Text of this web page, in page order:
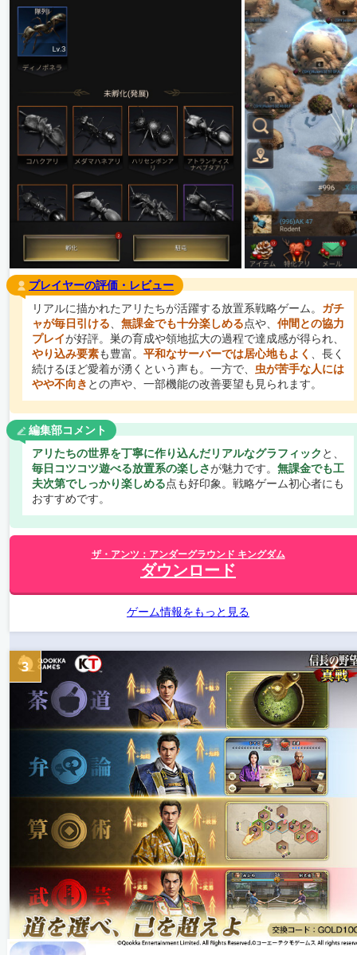
プレイヤーの評価・レビュー
リアルに描かれたアリたちが活躍する放置系戦略ゲーム。 ガチ
ャが毎日引ける、 無課金でも十分楽しめる点や、 仲間との協力
プレイが好評。巣の育成や領地拡大の過程で達成感が得られ、
やり込み要素も豊富。 平和なサーバーでは居心地もよく 、長く
続けるほど愛着が湧くという声も。一方で、 虫が苦手な人には
やや不向き との声や、一部機能の改善要望も見られます。
編集部コメント
アリたちの世界を丁寧に作り込んだリアルなグラフィック と、
毎日コツコツ遊べる放置系の楽しさが魅力です。 無課金でも工
夫次第でしっかり楽しめる点も好印象。戦略ゲーム初心者にも
おすすめです。
ザ・アンツ：アンダーグラウンド キングダム
ダウンロード
ゲーム情報をもっと見る
3